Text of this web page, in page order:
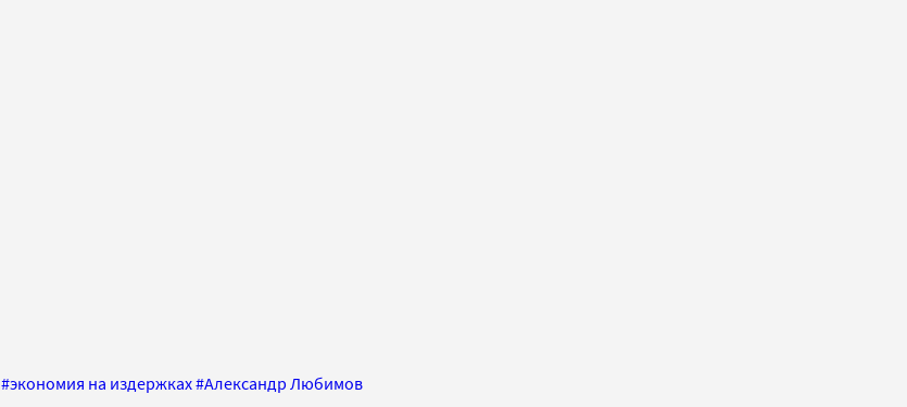
#экономия на издержках#Александр Любимов